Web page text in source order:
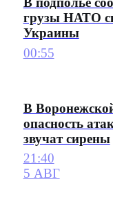
грузы НАТО
Украины
00:55
В
опасность
звучат сирены
21:40
5 АВГ